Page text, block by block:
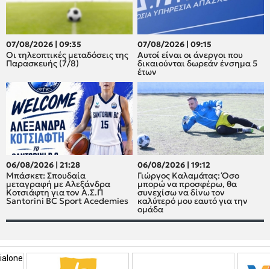
07/08/2026 | 09:35
Οι τηλεοπτικές μεταδόσεις της
Παρασκευής (7/8)
07/08/2026 | 09:15
Αυτοί είναι οι άνεργοι που
δικαιούνται δωρεάν ένσημα 5
έτων
06/08/2026 | 21:28
Μπάσκετ: Σπουδαία
μεταγραφή με Αλεξάνδρα
Κοτσιάφτη για τον A.Σ.Π
Santorini BC Sport Acedemies
06/08/2026 | 19:12
Γιώργος Καλαμάτας: Όσο
μπορώ να προσφέρω, θα
συνεχίσω να δίνω τον
καλύτερό μου εαυτό για την
ομάδα